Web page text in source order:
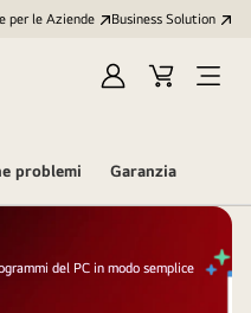
per le Aziende Business Solution
AccediCart
Open
problemi Garanzia
del PC in modo semplice